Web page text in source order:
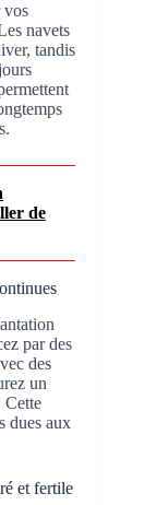
vos
navets
tandis
de
par des
des
un
Cette
dues aux
et fertile